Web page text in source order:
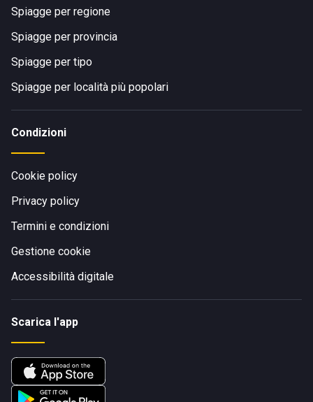
Spiagge per regione
Spiagge per provincia
Spiagge per tipo
Spiagge per località più popolari
Condizioni
Cookie policy
Privacy policy
Termini e condizioni
Gestione cookie
Accessibilità digitale
Scarica l'app